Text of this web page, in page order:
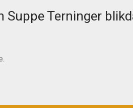
Suppe Terninger